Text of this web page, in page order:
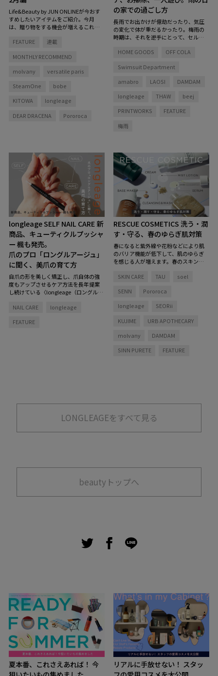
Life&Beauty by JUN ONLINEが今おす
すめしたいアイテムをご紹介。今月
は、贈り物をする機会が増えるこれか
いアイテムを多数ピックアップ。バイ
をお伝えします。
FEATURE 連載
MONTHLY RECOMMEND
molvany versatile paris
SteamOne bobe
KITOWA longleage
DEAR DRACENA Pororoca
の家での過ごし方
長雨でお出かけが億劫だったり、気圧
の変化で体が重だるかったり。梅雨の
時期は、それを逆手にとって、セルフ
いつもはなかなかできないことを思い
お家時間をより充実させてくれるアイ
HOME GOODS OFF COLA
Swimsuit Department
amabro LAOSI DAMDAM
longleage THAW beej
PRINTWORKS FEATURE
梅雨
longleage SELF NAIL CARE新
商品、キューティクルプッシャ
ー 楓も発売。
爪のプロ「ロングルアージュ」
に聞く、美爪の育て方
自爪の形を美しく矯正し、爪自体の強
度もアップさせるケア方法を長年提案
し続けている〈longleage（ロングルア
ジナルプロダクトを使った正しい爪の
は、その人の品格までも高めてくれる
NAIL CARE longleage
FEATURE
RESCUE COSMETICS洗う・潤
す・守る、春のゆらぎ肌対策
春になると紫外線や花粉などにより肌
のバリア機能が低下して、肌のゆらぎ
を感じる人が増えます。春のスキンケ
識を向けて、「刺激を与えない」「肌
う、潤す、守るというスキンケアステ
アイテムをセレクトしました。
SKIN CARE TAU soel
SENN Pororoca
longleage SEORii
KUJIME URB APOTHECARY
molvany DAMDAM
SINN PURETE FEATURE
LONGLEAGEをすべて見る
beautyトップへ
夏本番、これさえあれば！ 今
リアルに手放せない！ スタッ